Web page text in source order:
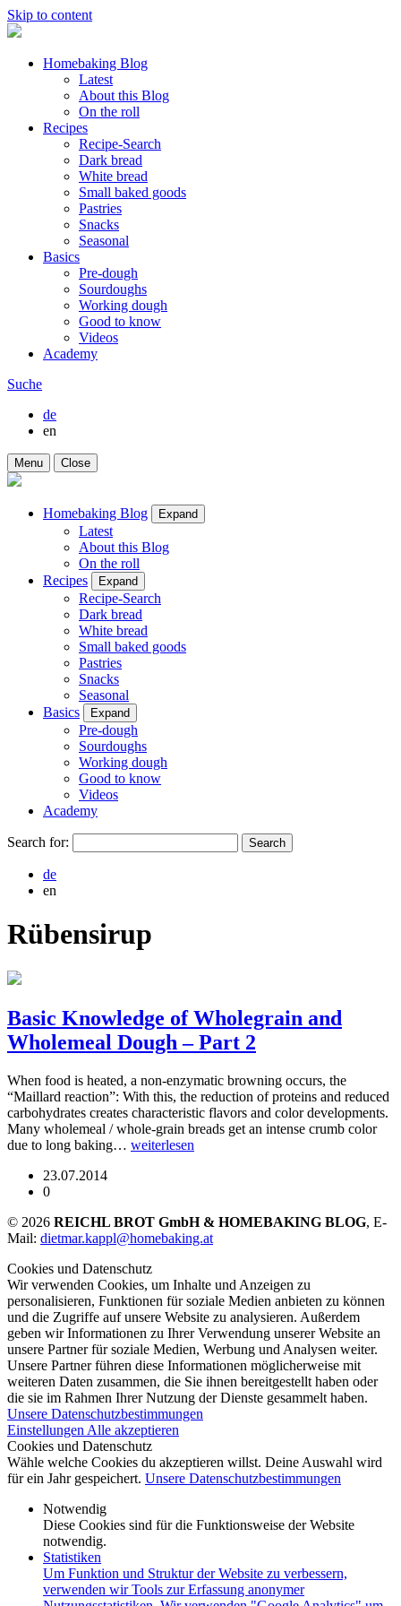
Skip to content
Homebaking Blog
Latest
About this Blog
On the roll
Recipes
Recipe-Search
Dark bread
White bread
Small baked goods
Pastries
Snacks
Seasonal
Basics
Pre-dough
Sourdoughs
Working dough
Good to know
Videos
Academy
Suche
de
en
Menu Close
Homebaking Blog Expand
Latest
About this Blog
On the roll
Recipes
Expand
Recipe-Search
Dark bread
White bread
Small baked goods
Pastries
Snacks
Seasonal
Basics
Expand
Pre-dough
Sourdoughs
Working dough
Good to know
Videos
Academy
Search for:
de
en
Rübensirup
Basic Knowledge of Wholegrain and
Wholemeal Dough – Part 2
When food is heated, a non-enzymatic browning occurs, the
“Maillard reaction”: With this, the reduction of proteins and reduced
carbohydrates creates characteristic flavors and color developments.
Many wholemeal / whole-grain breads get an intense crumb color
due to long baking… weiterlesen
23.07.2014
0
© 2026 REICHL BROT GmbH & HOMEBAKING BLOG, E-
Mail: dietmar.kappl@homebaking.at
Cookies und Datenschutz
Wir verwenden Cookies, um Inhalte und Anzeigen zu
personalisieren, Funktionen für soziale Medien anbieten zu können
und die Zugriffe auf unsere Website zu analysieren. Außerdem
geben wir Informationen zu Ihrer Verwendung unserer Website an
unsere Partner für soziale Medien, Werbung und Analysen weiter.
Unsere Partner führen diese Informationen möglicherweise mit
weiteren Daten zusammen, die Sie ihnen bereitgestellt haben oder
die sie im Rahmen Ihrer Nutzung der Dienste gesammelt haben.
Unsere Datenschutzbestimmungen
Einstellungen Alle akzeptieren
Cookies und Datenschutz
Wähle welche Cookies du akzeptieren willst. Deine Auswahl wird
für ein Jahr gespeichert. Unsere Datenschutzbestimmungen
Notwendig
Diese Cookies sind für die Funktionsweise der Website
notwendig.
Statistiken
Um Funktion und Struktur der Website zu verbessern,
verwenden wir Tools zur Erfassung anonymer